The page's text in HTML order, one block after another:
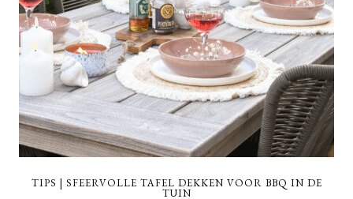
TIPS | SFEERVOLLE TAFEL DEKKEN VOOR BBQ IN DE
TUIN